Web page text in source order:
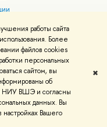
работы сайта
Более
файлов cookies
персональных
сайтом, вы
об
НИУ ВШЭ и согласны
данных. Вы
Вашего
✖
Условия использования
Карта сайта
вШколе дизайна НИУ ВШЭ